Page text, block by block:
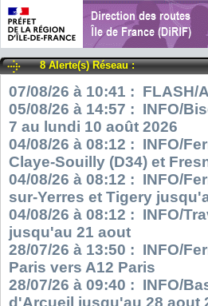
8 Alerte(s) Réseau :
07/08/26 à 10:41 :
05/08/26 à 14:57 : INFO/
7 au lundi 10 août 2026
04/08/26 à 08:12 : INFO/
Claye-Souilly (D34) et
04/08/26 à 08:12 : INFO/
sur-Yerres et Tigery
04/08/26 à 08:12 : INFO/
jusqu'au 21 aout
28/07/26 à 13:50 : INFO/
Paris vers A12 Paris
28/07/26 à 09:40 : INFO/
d'Arcueil jusqu'au 28 aout